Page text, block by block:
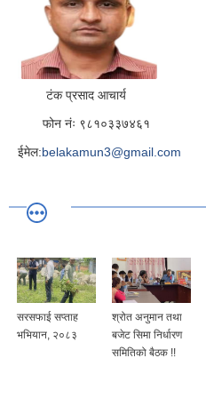
टंक प्रसाद आचार्य
फोन नंः ९८१०३३७४६१
ईमेल:belakamun3@gmail.com
सरसफाई सप्ताह
भभियान, २०८३
श्रोत अनुमान तथा
बजेट सिमा निर्धारण
समितिको बैठक !!